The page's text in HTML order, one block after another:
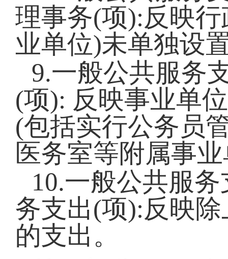
理事务(项):反映
业单位)未单独设
9.一般公共服务
(项): 反映事业单
(包括实行公务员
医务室等附属事
10.一般公共服
务支出(项):反映
的支出 。